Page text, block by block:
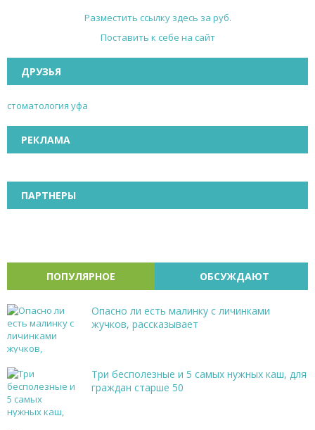
Разместить ссылку здесь за руб.
Поставить к себе на сайт
ДРУЗЬЯ
стоматология уфа
РЕКЛАМА
ПАРТНЕРЫ
ПОПУЛЯРНОЕ ОБСУЖДАЮТ
Опасно ли есть малинку с личинками
жучков, рассказывает
Три бесполезные и 5 самых нужных каш, для
граждан старше 50